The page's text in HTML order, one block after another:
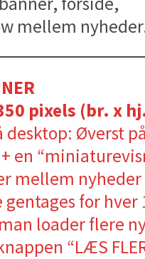
mellem
pixels (br. x
desktop: Øverst på
en
mellem nyheder
for hver
loader flere
“LÆS